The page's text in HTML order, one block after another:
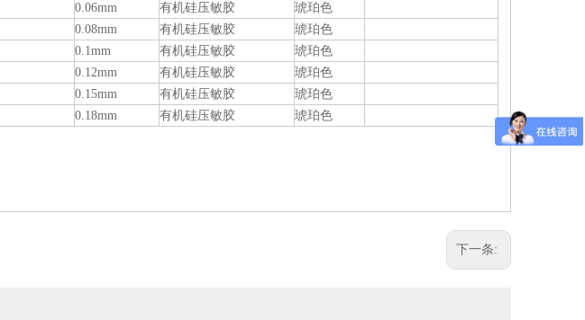
0.06mm 有机硅压敏胶
琥珀色
0.08mm 有机硅压敏胶
琥珀色
0.1mm 有机硅压敏胶
琥珀色
0.12mm 有机硅压敏胶
琥珀色
0.15mm 有机硅压敏胶
琥珀色
0.18mm 有机硅压敏胶 琥珀色
下一条: